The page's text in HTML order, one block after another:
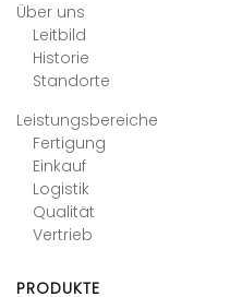
Über uns
Leitbild
Historie
Standorte
Leistungsbereiche
Fertigung
Einkauf
Logistik
Qualität
Vertrieb
PRODUKTE